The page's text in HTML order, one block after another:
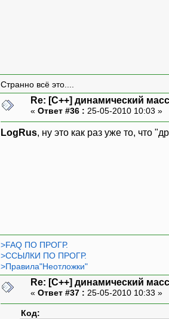
Странно всё это....
Re: [C++] динамический
« Ответ #36 : 25-05-2010 10:03 »
LogRus, ну это как раз уже то, что
>FAQ ПО ПРОГР.
>ССЫЛКИ ПО ПРОГР.
>Правила"Неотложки"
Re: [C++] динамический
« Ответ #37 : 25-05-2010 10:33 »
Код: